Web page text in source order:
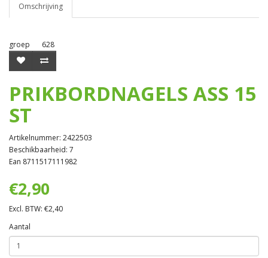
Omschrijving
groep 628
PRIKBORDNAGELS ASS 15
ST
Artikelnummer: 2422503
Beschikbaarheid: 7
Ean 8711517111982
€2,90
Excl. BTW: €2,40
Aantal